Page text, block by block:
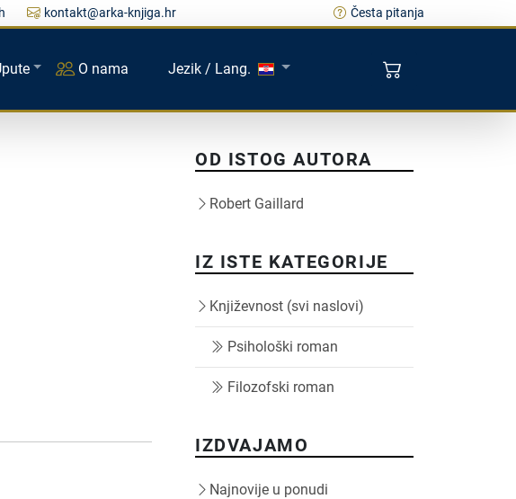
kontakt@arka-knjiga.hr Česta pitanja
O nama Jezik / Lang.
OD ISTOG AUTORA
Robert Gaillard
IZ ISTE KATEGORIJE
Književnost (svi naslovi)
Psihološki roman
Filozofski roman
IZDVAJAMO
Najnovije u ponudi